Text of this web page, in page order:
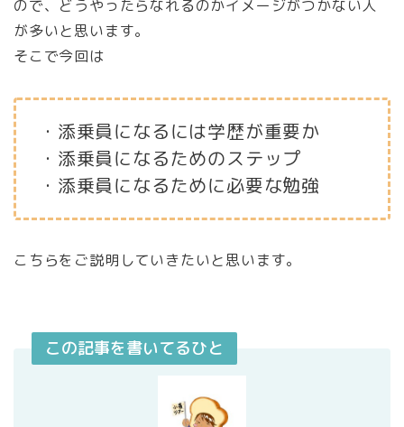
ので、どうやったらなれるのかイメージがつかない人
が多いと思います。
そこで今回は
・添乗員になるには学歴が重要か
・添乗員になるためのステップ
・添乗員になるために必要な勉強
こちらをご説明していきたいと思います。
この記事を書いてるひと